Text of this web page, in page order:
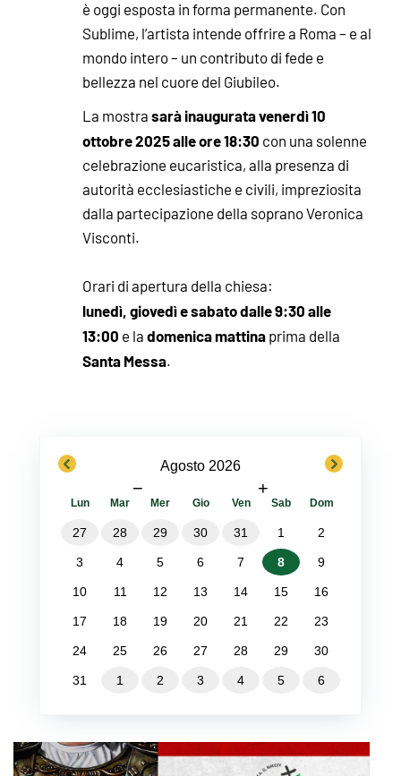
è oggi esposta in forma permanente. Con
Sublime, l’artista intende offrire a Roma – e al
mondo intero – un contributo di fede e
bellezza nel cuore del Giubileo.
La mostrasarà inaugurata venerdì 10
ottobre 2025 alle ore 18:30 con una solenne
celebrazione eucaristica, alla presenza di
autorità ecclesiastiche e civili, impreziosita
dalla partecipazione della soprano Veronica
Visconti.
Orari di apertura della chiesa:
lunedì, giovedì e sabato dalle 9:30 alle
13:00 e ladomenica mattinaprima della
Santa Messa.
previous Agosto 2026
− +
next
Lun Mar Mer Gio Ven Sab Dom
27 28 29 30 31 1 2
3 4 5 6 7 8 9
10 11 12 13 14 15 16
17 18 19 20 21 22 23
24 25 26 27 28 29 30
31 1 2 3 4 5 6